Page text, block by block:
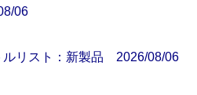
06
ルリスト：新製品 2026/08/06